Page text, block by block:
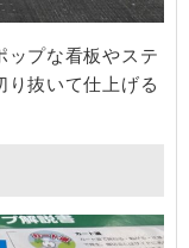
ップな看板やステ
り抜いて仕上げる